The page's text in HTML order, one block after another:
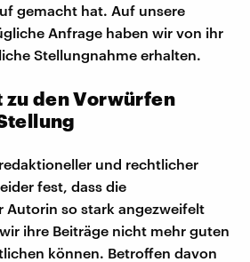
gemacht hat. Auf unsere
Anfrage haben wir von ihr
Stellungnahme erhalten.
den Vorwürfen
und rechtlicher
fest, dass die
Autorin so stark angezweifelt
ihre Beiträge nicht mehr guten
können. Betroffen davon